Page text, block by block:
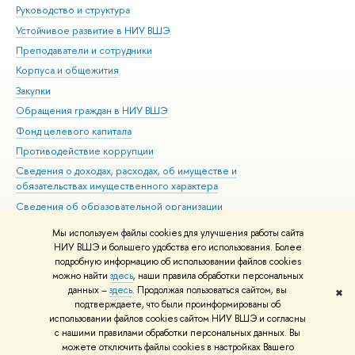
Мы используем файлы cookies для улучшения работы сайта
НИУ ВШЭ и большего удобства его использования. Более
подробную информацию об использовании файлов cookies
можно найти здесь, наши правила обработки персональных
данных –здесь. Продолжая пользоваться сайтом, вы
подтверждаете, что были проинформированы об
использовании файлов cookies сайтом НИУ ВШЭ и согласны
с нашими правилами обработки персональных данных. Вы
можете отключить файлы cookies в настройках Вашего
✖
Руководство и структура
Устойчивое развитие в НИУ ВШЭ
Преподаватели и сотрудники
Корпуса и общежития
Закупки
Обращения граждан в НИУ ВШЭ
Фонд целевого капитала
Противодействие коррупции
Сведения о доходах, расходах, об имуществе и
обязательствах имущественного характера
Сведения об образовательной организации
Людям с ограниченными возможностями здоровья
Единая платежная страница
Работа в Вышке
© НИУ ВШЭ 1993–2026 Адреса и контакты Условия использования
материалов Политика конфиденциальности Карта сайта
Шрифты HSE Sans и HSE Slab разработаны вШколе дизайна НИУ ВШЭ